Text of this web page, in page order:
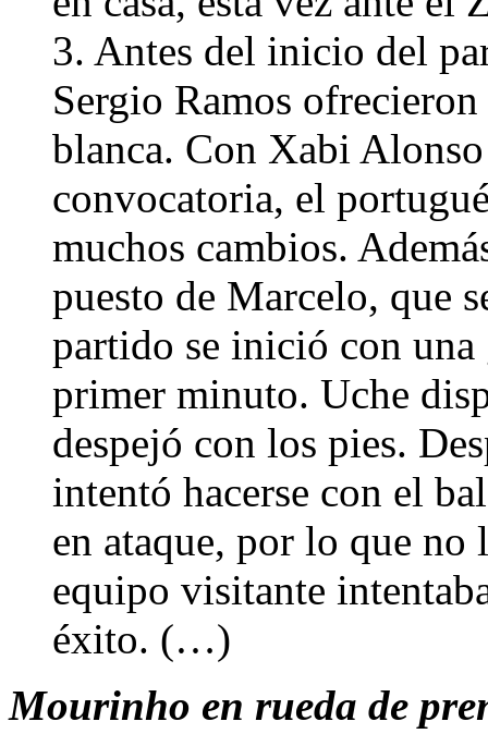
3. Antes del inicio del
Sergio Ramos
blanca. Con Xabi
convocatoria, el
muchos cambios.
puesto de Marcelo, que
partido se inició con una
primer minuto. Uche
despejó con los pies.
intentó hacerse con el
en ataque, por lo que
equipo visitante
éxito. (…)
Mourinho en rueda de